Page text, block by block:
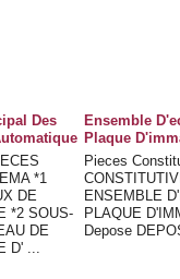
Des
*1
DE
*2 SOUS-
DE
D' ...
Ensemble
Plaque
Pieces
ENSEMBLE
PLAQUE
Depose